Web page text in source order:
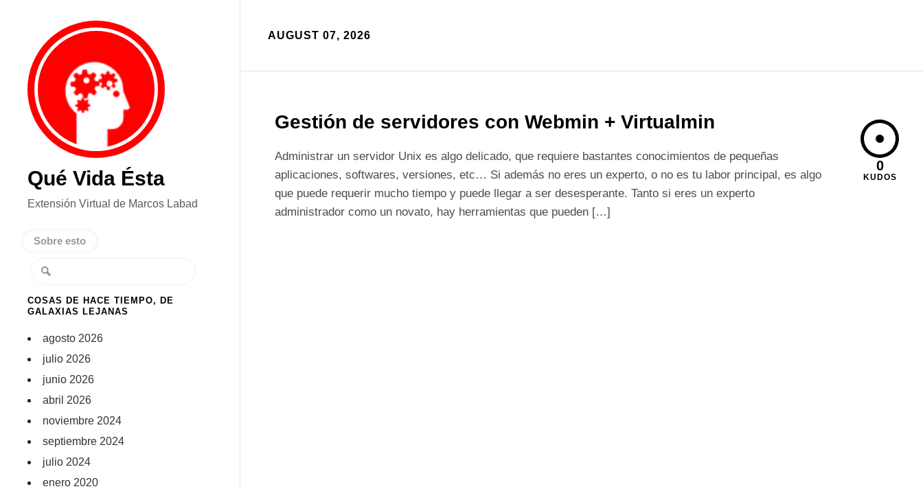
Qué Vida Ésta
Extensión Virtual de Marcos Labad
Sobre esto
COSAS DE HACE TIEMPO, DE
GALAXIAS LEJANAS
agosto 2026
julio 2026
junio 2026
abril 2026
noviembre 2024
septiembre 2024
julio 2024
enero 2020
AUGUST 07, 2026
Gestión de servidores con Webmin + Virtualmin
Administrar un servidor Unix es algo delicado, que requiere bastantes conocimientos de pequeñas
aplicaciones, softwares, versiones, etc… Si además no eres un experto, o no es tu labor principal, es algo
que puede requerir mucho tiempo y puede llegar a ser desesperante. Tanto si eres un experto
administrador como un novato, hay herramientas que pueden […]
0
KUDOS